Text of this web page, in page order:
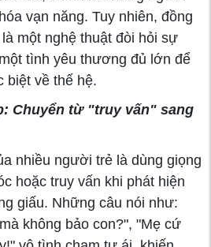
vạn năng. Tuy nhiên, đồng
một nghệ thuật đòi hỏi sự
tình yêu thương đủ lớn để
biệt về thế hệ.
Chuyển từ "truy vấn" sang
nhiều người trẻ là dùng giọng
hoặc truy vấn khi phát hiện
giấu. Những câu nói như:
không bảo con?", "Mẹ cứ